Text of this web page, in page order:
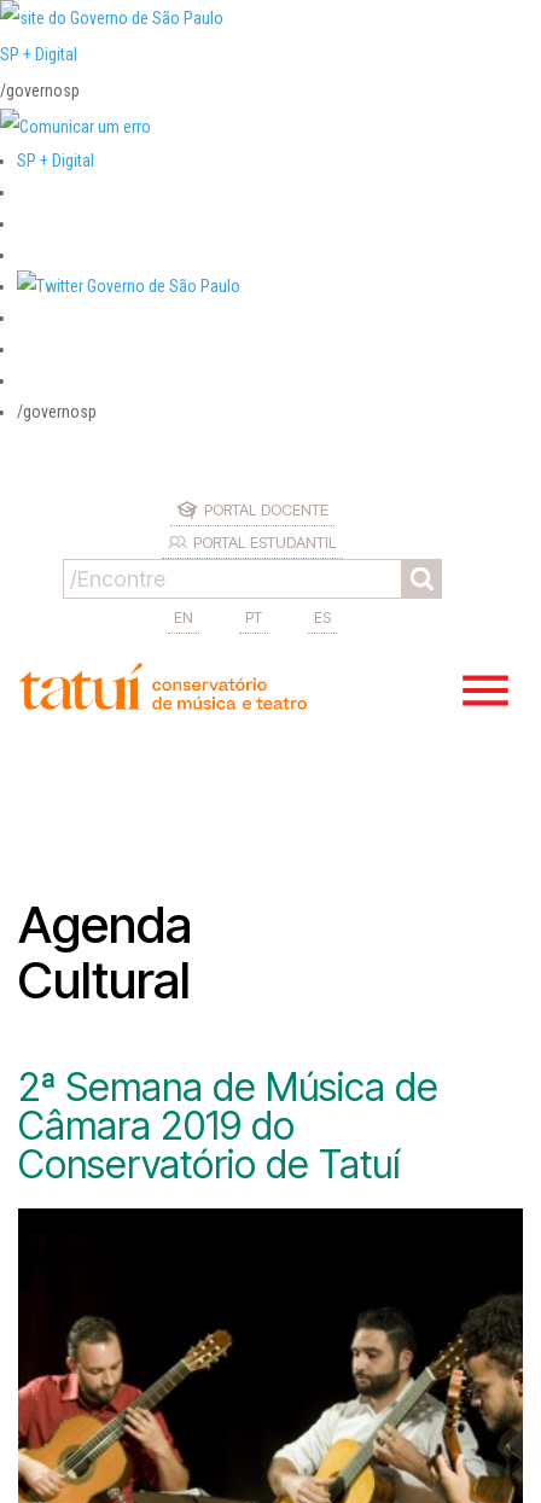
SP + Digital
/governosp
SP + Digital
/governosp
PORTAL DOCENTE
PORTAL ESTUDANTIL
EN PT ES
Agenda
Cultural
2ª Semana de Música de
Câmara 2019 do
Conservatório de Tatuí